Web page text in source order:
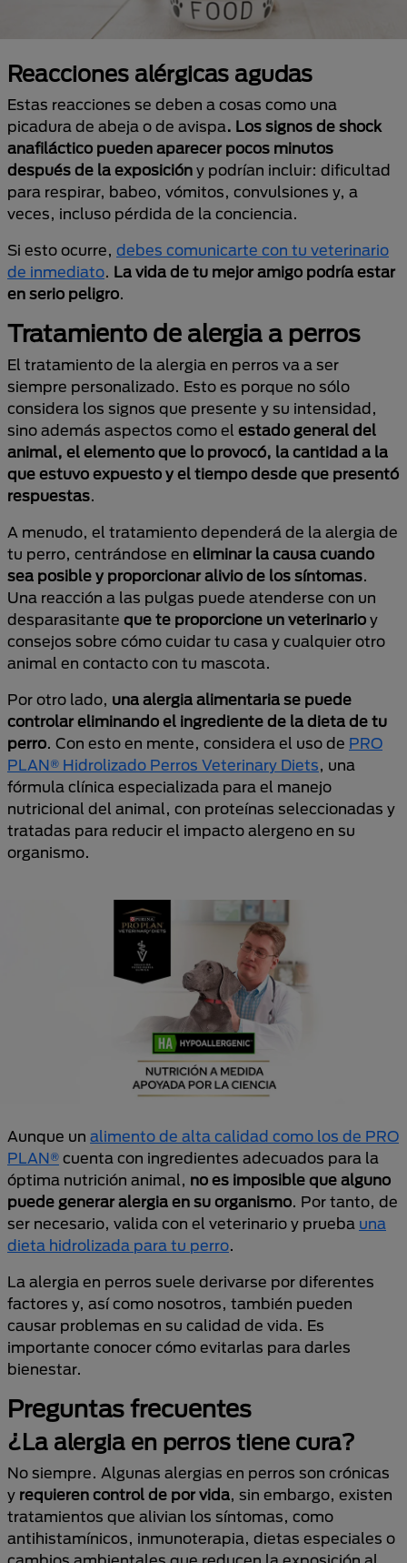
Reacciones alérgicas agudas
Estas reacciones se deben a cosas como una
picadura de abeja o de avispa. Los signos de shock
anafiláctico pueden aparecer pocos minutos
después de la exposición y podrían incluir: dificultad
para respirar, babeo, vómitos, convulsiones y, a
veces, incluso pérdida de la conciencia.
Si esto ocurre, debes comunicarte con tu veterinario
de inmediato. La vida de tu mejor amigo podría estar
en serio peligro.
Tratamiento de alergia a perros
El tratamiento de la alergia en perros va a ser
siempre personalizado. Esto es porque no sólo
considera los signos que presente y su intensidad,
sino además aspectos como el estado general del
animal, el elemento que lo provocó, la cantidad a la
que estuvo expuesto y el tiempo desde que presentó
respuestas.
A menudo, el tratamiento dependerá de la alergia de
tu perro, centrándose en eliminar la causa cuando
sea posible y proporcionar alivio de los síntomas.
Una reacción a las pulgas puede atenderse con un
desparasitante que te proporcione un veterinario y
consejos sobre cómo cuidar tu casa y cualquier otro
animal en contacto con tu mascota.
Por otro lado, una alergia alimentaria se puede
controlar eliminando el ingrediente de la dieta de tu
perro. Con esto en mente, considera el uso de PRO
PLAN® Hidrolizado Perros Veterinary Diets, una
fórmula clínica especializada para el manejo
nutricional del animal, con proteínas seleccionadas y
tratadas para reducir el impacto alergeno en su
organismo.
Aunque un alimento de alta calidad como los de PRO
PLAN® cuenta con ingredientes adecuados para la
óptima nutrición animal, no es imposible que alguno
puede generar alergia en su organismo. Por tanto, de
ser necesario, valida con el veterinario y prueba una
dieta hidrolizada para tu perro.
La alergia en perros suele derivarse por diferentes
factores y, así como nosotros, también pueden
causar problemas en su calidad de vida. Es
importante conocer cómo evitarlas para darles
bienestar.
Preguntas frecuentes
¿La alergia en perros tiene cura?
No siempre. Algunas alergias en perros son crónicas
y requieren control de por vida, sin embargo, existen
tratamientos que alivian los síntomas, como
antihistamínicos, inmunoterapia, dietas especiales o